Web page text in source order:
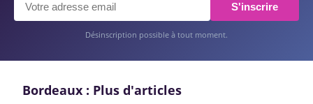
S'inscrire
Désinscription possible à tout moment.
Bordeaux : Plus d'articles